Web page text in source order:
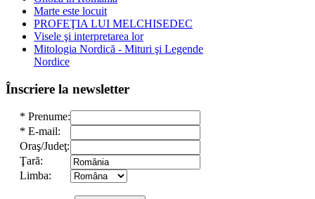
Marte este locuit
PROFEŢIA LUI MELCHISEDEC
Visele şi interpretarea lor
Mitologia Nordică - Mituri şi Legende
Nordice
Înscriere la newsletter
* Prenume:
* E-mail:
Oraş/Judeţ:
Ţară:
Limba: